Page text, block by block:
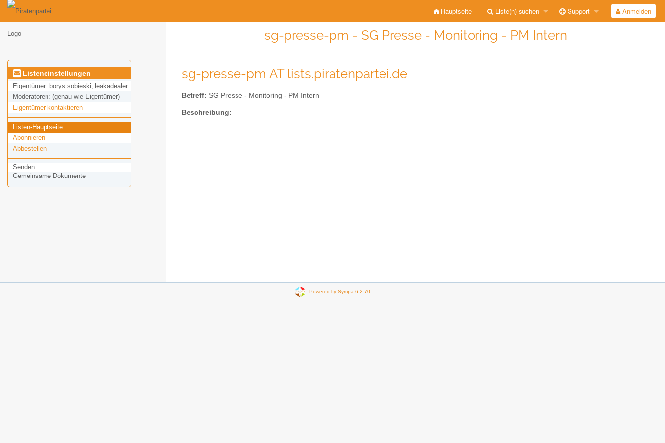
Hauptseite Liste(n) suchen Support Anmelden
sg-presse-pm - SG Presse - Monitoring - PM Intern
Listeneinstellungen
Eigentümer: borys.sobieski, leakadealer
Moderatoren: (genau wie Eigentümer)
Eigentümer kontaktieren
Listen-Hauptseite
Abonnieren
Abbestellen
Senden
Gemeinsame Dokumente
sg-presse-pm AT lists.piratenpartei.de
Betreff: SG Presse - Monitoring - PM Intern
Beschreibung:
Powered by Sympa 6.2.70